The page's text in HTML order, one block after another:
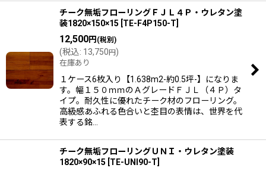
チーク無垢フローリングＦＪＬ４Ｐ・ウレタン塗
装1820×150×15 TE-F4P150-T
12,500円 (税別)
(税込: 13,750円)
在庫あり
１ケース6枚入り【1.638m2-約0.5坪-】になりま
す。幅１５０ｍｍのＡグレードＦＪＬ（４Ｐ）タ
イプ。耐久性に優れたチーク材のフローリング。
高級感あふれる色合いと杢目の表情は、世界を代
表する銘…
チーク無垢フローリングＵＮＩ・ウレタン塗装
1820×90×15 TE-UNI90-T